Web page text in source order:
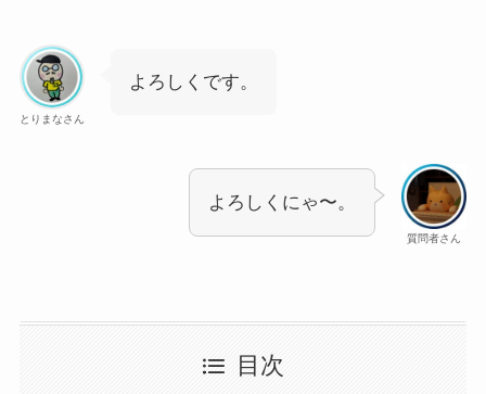
とりまなさん
よろしくです。
質問者さん
よろしくにゃ〜。
目次